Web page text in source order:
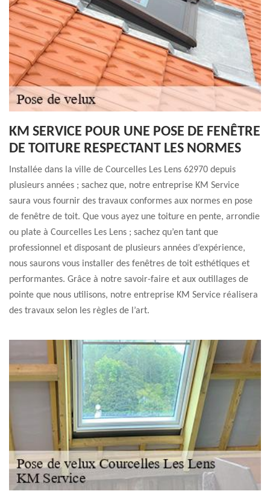
KM SERVICE POUR UNE POSE DE FENÊTRE
DE TOITURE RESPECTANT LES NORMES
Installée dans la ville de Courcelles Les Lens 62970 depuis
plusieurs années ; sachez que, notre entreprise KM Service
saura vous fournir des travaux conformes aux normes en pose
de fenêtre de toit. Que vous ayez une toiture en pente, arrondie
ou plate à Courcelles Les Lens ; sachez qu’en tant que
professionnel et disposant de plusieurs années d’expérience,
nous saurons vous installer des fenêtres de toit esthétiques et
performantes. Grâce à notre savoir-faire et aux outillages de
pointe que nous utilisons, notre entreprise KM Service réalisera
des travaux selon les règles de l’art.